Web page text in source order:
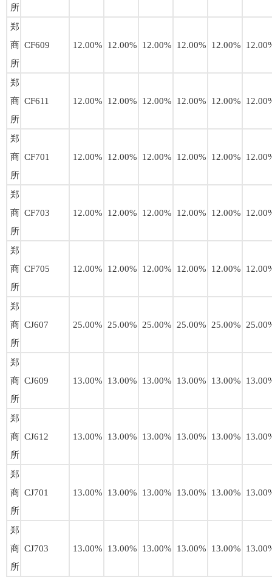
所
郑
商
所
CF609 12.00% 12.00% 12.00% 12.00% 12.00%
郑
商
所
CF611 12.00% 12.00% 12.00% 12.00% 12.00%
郑
商
所
CF701 12.00% 12.00% 12.00% 12.00% 12.00%
郑
商
所
CF703 12.00% 12.00% 12.00% 12.00% 12.00%
郑
商
所
CF705 12.00% 12.00% 12.00% 12.00% 12.00%
郑
商
所
CJ607 25.00% 25.00% 25.00% 25.00% 25.00%
郑
商
所
CJ609 13.00% 13.00% 13.00% 13.00% 13.00%
郑
商
所
CJ612 13.00% 13.00% 13.00% 13.00% 13.00%
郑
商
所
CJ701 13.00% 13.00% 13.00% 13.00% 13.00%
郑
商
所
CJ703 13.00% 13.00% 13.00% 13.00% 13.00%